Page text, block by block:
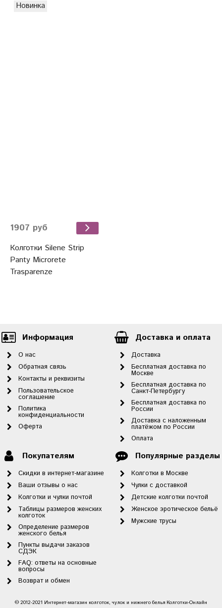
Новинка
1907 руб
Колготки Silene Strip
Panty Microrete
Trasparenze
Информация
О нас
Обратная связь
Контакты и реквизиты
Пользовательское
соглашение
Политика
конфиденциальности
Оферта
Доставка и оплата
Доставка
Бесплатная доставка по
Москве
Бесплатная доставка по
Санкт-Петербургу
Бесплатная доставка по
России
Доставка с наложенным
платёжом по России
Оплата
Покупателям
Скидки в интернет-магазине
Ваши отзывы о нас
Колготки и чулки почтой
Таблицы размеров женских
колготок
Определение размеров
женского белья
Пункты выдачи заказов
СДЭК
FAQ: ответы на основные
вопросы
Возврат и обмен
Популярные разделы
Колготки в Москве
Чулки с доставкой
Детские колготки почтой
Женское эротическое бельё
Мужские трусы
© 2012-2021 Интернет-магазин колготок, чулок и нижнего белья Колготки-Онлайн